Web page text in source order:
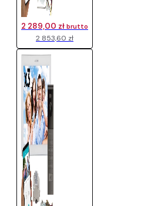
2 853,60 zł
2 289,00 zł brutto